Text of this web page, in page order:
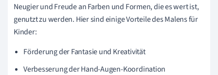
Neugier und Freude an Farben und Formen, die es wert ist,
genutzt zu werden. Hier sind einige Vorteile des Malens für
Kinder:
Förderung der Fantasie und Kreativität
Verbesserung der Hand-Augen-Koordination